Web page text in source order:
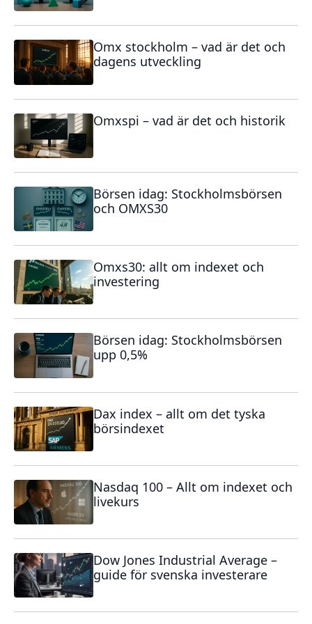
Omx stockholm – vad är det och
dagens utveckling
Omxspi – vad är det och historik
Börsen idag: Stockholmsbörsen
och OMXS30
Omxs30: allt om indexet och
investering
Börsen idag: Stockholmsbörsen
upp 0,5%
Dax index – allt om det tyska
börsindexet
Nasdaq 100 – Allt om indexet och
livekurs
Dow Jones Industrial Average –
guide för svenska investerare